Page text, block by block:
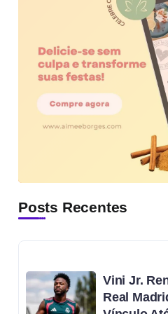
Posts Recentes
Vini Jr.
Real